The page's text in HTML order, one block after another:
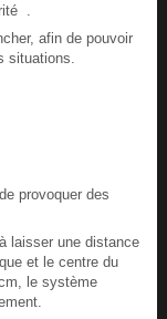
.
afin de pouvoir
situations.
provoquer des
laisser une distance
et le centre du
le système